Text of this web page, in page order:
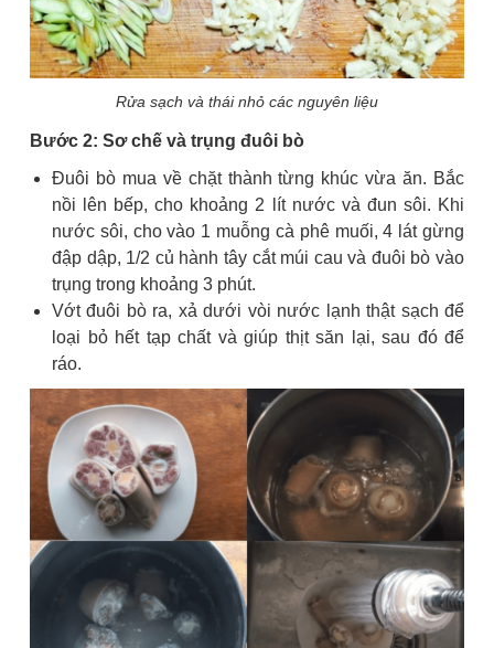
Rửa sạch và thái nhỏ các nguyên liệu
Bước 2: Sơ chế và trụng đuôi bò
Đuôi bò mua về chặt thành từng khúc vừa ăn. Bắc
nồi lên bếp, cho khoảng 2 lít nước và đun sôi. Khi
nước sôi, cho vào 1 muỗng cà phê muối, 4 lát gừng
đập dập, 1/2 củ hành tây cắt múi cau và đuôi bò vào
trụng trong khoảng 3 phút.
Vớt đuôi bò ra, xả dưới vòi nước lạnh thật sạch để
loại bỏ hết tạp chất và giúp thịt săn lại, sau đó để
ráo.